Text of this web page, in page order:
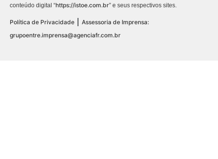
conteúdo digital “https://istoe.com.br” e seus respectivos sites.
Política de Privacidade
Assessoria de Imprensa:
grupoentre.imprensa@agenciafr.com.br